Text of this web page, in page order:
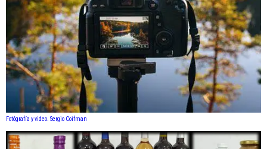
Fotógrafía y video. Sergio Coifman